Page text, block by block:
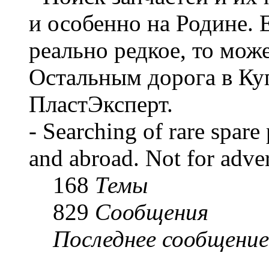
и особенно на Родине.
реально редкое, то
Остальным дорога в
ПластЭксперт.
- Searching of rare
and abroad. Not for
168 Темы
829 Сообщения
Последнее сообщение